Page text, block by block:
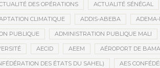
DES OPÉRATIONS ACTUALITÉ SÉNÉGAL
CLIMATIQUE ADDIS-ABEBA ADEMA-
PUBLIQUE ADMINISTRATION PUBLIQUE MALI
AECID AEEM AÉROPORT DE
DES ÉTATS DU SAHEL) AES